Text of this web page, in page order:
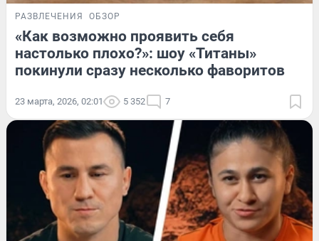
РАЗВЛЕЧЕНИЯ ОБЗОР
«Как возможно проявить себя
настолько плохо?»: шоу «Титаны»
покинули сразу несколько фаворитов
23 марта, 2026, 02:01 5 352 7